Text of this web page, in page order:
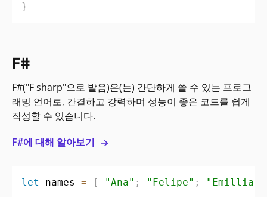
}
F#
F#("F sharp"으로 발음)은(는) 간단하게 쓸 수 있는 프로그
래밍 언어로, 간결하고 강력하며 성능이 좋은 코드를 쉽게
작성할 수 있습니다.
F#에 대해 알아보기
let names = [ "Ana" ; "Felipe" ; "Emillia"